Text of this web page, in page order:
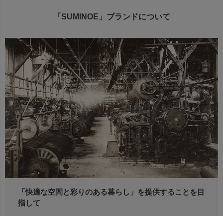
「SUMINOE」ブランドについて
「快適な空間と彩りのある暮らし」を提供することを目
指して